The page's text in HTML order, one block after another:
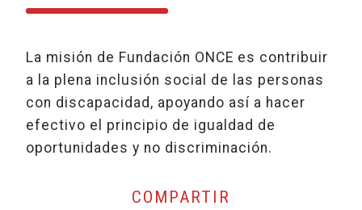
La misión de Fundación ONCE es contribuir
a la plena inclusión social de las personas
con discapacidad, apoyando así a hacer
efectivo el principio de igualdad de
oportunidades y no discriminación.
COMPARTIR